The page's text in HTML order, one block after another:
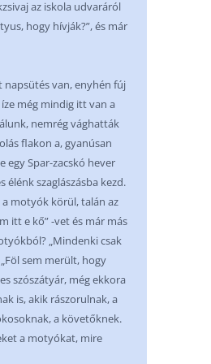
az iskola udvaráról
hogy hívják?”, és már
napsütés van, enyhén fúj
még mindig itt van a
nemrég vághatták
flakon a, gyanúsan
egy Spar-zacskó hever
szaglászásba kezd.
motyók körül, talán az
itt e kő” -vet és már más
„Mindenki csak
sem merült, hogy
szószátyár, még ekkora
is, akik rászorulnak, a
a követőknek.
a motyókat, mire